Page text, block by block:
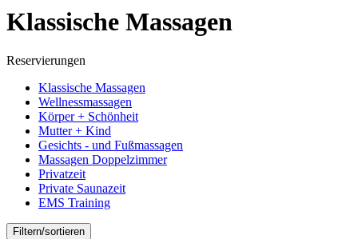
Klassische Massagen
Reservierungen
Klassische Massagen
Wellnessmassagen
Körper + Schönheit
Mutter + Kind
Gesichts - und Fußmassagen
Massagen Doppelzimmer
Privatzeit
Private Saunazeit
EMS Training
Filtern/sortieren